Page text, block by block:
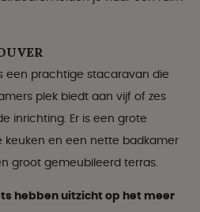
een prachtige stacaravan die
plek biedt aan vijf of zes
inrichting. Er is een grote
en een nette badkamer
groot gemeubileerd terras.
hebben uitzicht op het meer